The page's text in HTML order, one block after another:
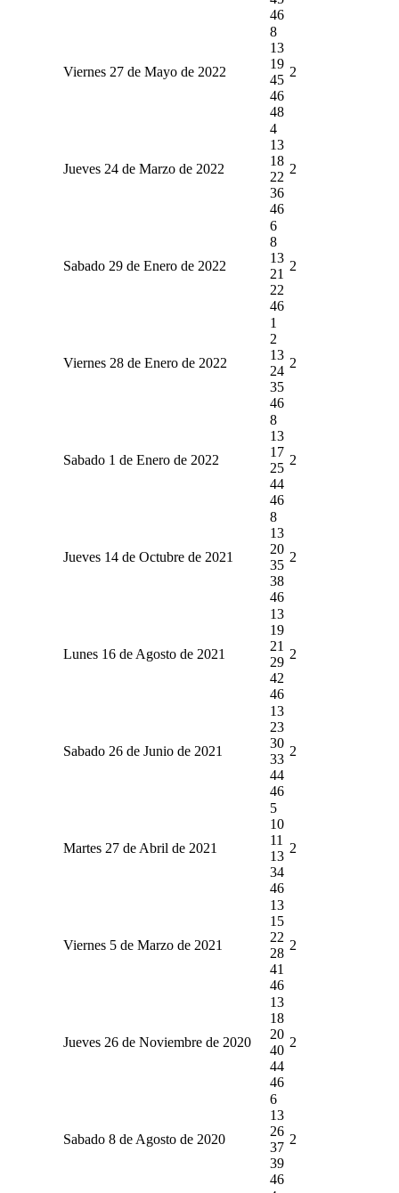
46
Viernes 27 de Mayo de 2022
8
13
19
45
46
48
2
Jueves 24 de Marzo de 2022
4
13
18
22
36
46
2
Sabado 29 de Enero de 2022
6
8
13
21
22
46
2
Viernes 28 de Enero de 2022
1
2
13
24
35
46
2
Sabado 1 de Enero de 2022
8
13
17
25
44
46
2
Jueves 14 de Octubre de 2021
8
13
20
35
38
46
2
Lunes 16 de Agosto de 2021
13
19
21
29
42
46
2
Sabado 26 de Junio de 2021
13
23
30
33
44
46
2
Martes 27 de Abril de 2021
5
10
11
13
34
46
2
Viernes 5 de Marzo de 2021
13
15
22
28
41
46
2
Jueves 26 de Noviembre de 2020
13
18
20
40
44
46
2
Sabado 8 de Agosto de 2020
6
13
26
37
39
46
2